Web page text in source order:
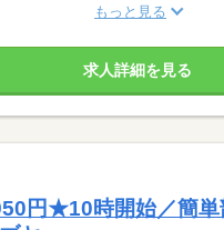
もっと見る
求人詳細を見る
円★10時開始／簡単